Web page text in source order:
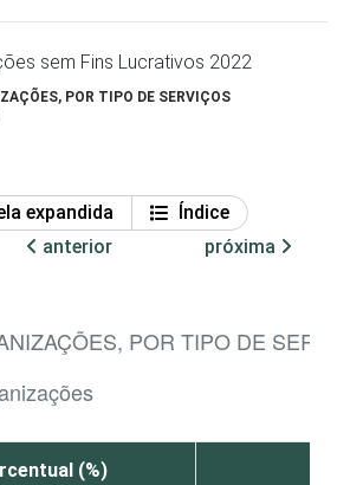
sem Fins Lucrativos 2022
POR TIPO DE SERVIÇOS
expandida
Índice
anterior
próxima
POR TIPO DE
(%)